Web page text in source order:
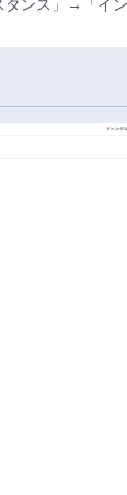
タンス」→「イ